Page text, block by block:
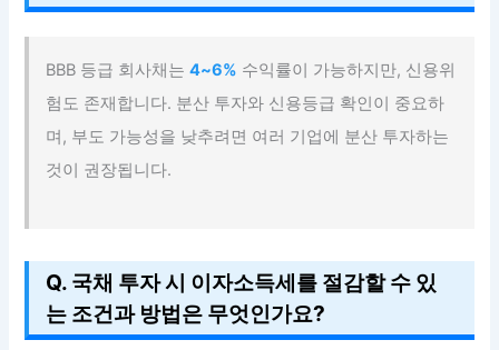
BBB 등급 회사채는4~6% 수익률이 가능하지만, 신용위
험도 존재합니다. 분산 투자와 신용등급 확인이 중요하
며, 부도 가능성을 낮추려면 여러 기업에 분산 투자하는
것이 권장됩니다.
Q. 국채 투자 시 이자소득세를 절감할 수 있
는 조건과 방법은 무엇인가요?